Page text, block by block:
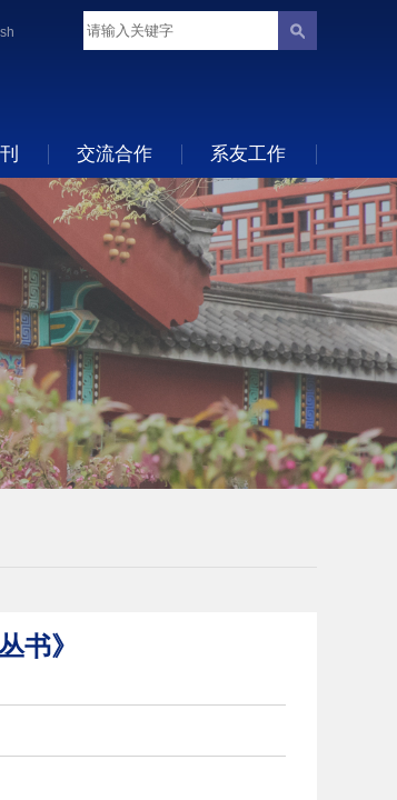
交流合作 系友工作
书》